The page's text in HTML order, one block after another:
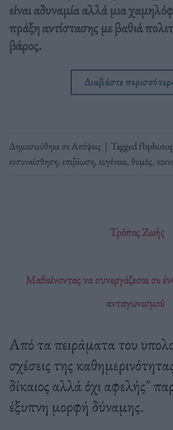
είναι αδυναμία αλλά μια
πράξη αντίστασης με βαθιά
βάρος.
Διαβάστε
Δημοσιεύθηκε σεΑπόψεις | Tagged
ενσυναίσθηση, επιβίωση, ευγένεια, θυμός,
Τρόπος Ζωής
Μαθαίνοντας να συνεργάζεσαι σε
ανταγωνισμού
Από τα πειράματα του
σχέσεις της
δίκαιος αλλά όχι αφελής"
έξυπνη μορφή δύναμης.